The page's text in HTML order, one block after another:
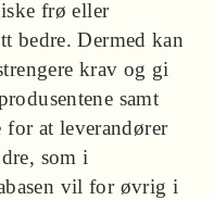
frø eller
bedre. Dermed kan
krav og gi
samt
at leverandører
som i
vil for øvrig i